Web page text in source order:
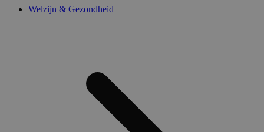
Welzijn & Gezondheid